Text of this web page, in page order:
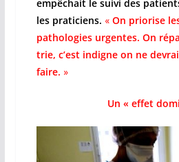
empêchait le suivi des
les praticiens. « On priorise
pathologies urgentes. On
trie, c’est indigne on ne
faire. »
Un « effet